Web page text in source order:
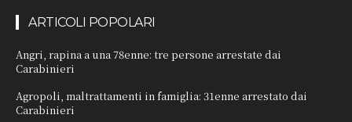
ARTICOLI POPOLARI
Angri, rapina a una 78enne: tre persone arrestate dai
Carabinieri
Agropoli, maltrattamenti in famiglia: 31enne arrestato dai
Carabinieri